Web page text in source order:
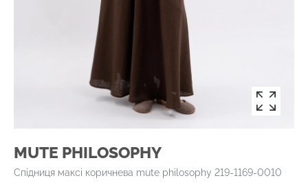
MUTE PHILOSOPHY
Спідниця максі коричнева mute philosophy 219-1169-0010